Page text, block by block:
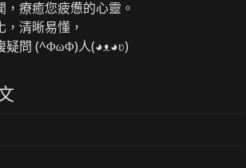
療癒您疲憊的心靈。
清晰易懂，
疑問 (^ΦωΦ)人(◕ᴥ◕ʋ)